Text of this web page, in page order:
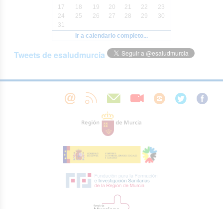
17
18 19 20 21 22
23
24
25 26 27 28 29
30
31
Ir a calendario completo...
Tweets de esaludmurcia